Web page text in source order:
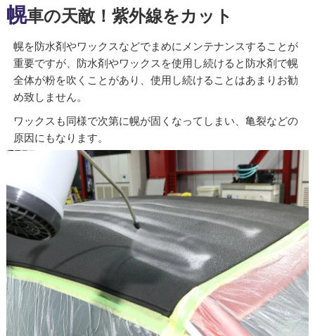
幌車の天敵！紫外線をカット
幌を防水剤やワックスなどでまめにメンテナンスすることが
重要ですが、防水剤やワックスを使用し続けると防水剤で幌
全体が粉を吹くことがあり、使用し続けることはあまりお勧
め致しません。
ワックスも同様で次第に幌が固くなってしまい、亀裂などの
原因にもなります。